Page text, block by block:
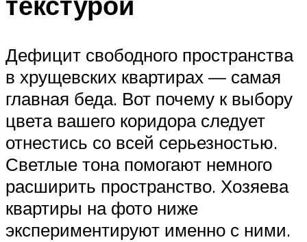
Дефицит свободного пространства
в хрущевских квартирах — самая
главная беда. Вот почему к выбору
цвета вашего коридора следует
отнестись со всей серьезностью.
Светлые тона помогают немного
расширить пространство. Хозяева
квартиры на фото ниже
экспериментируют именно с ними.